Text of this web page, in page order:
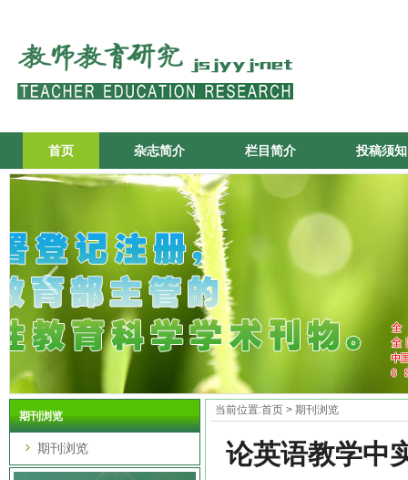
首页 杂志简介 栏目简介 投稿须知
期刊浏览
期刊浏览
当前位置:首页 > 期刊浏览
论英语教学中